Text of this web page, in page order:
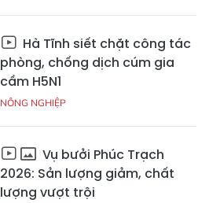
Hà Tĩnh siết chặt công tác
phòng, chống dịch cúm gia
cầm H5N1
NÔNG NGHIỆP
Vụ bưởi Phúc Trạch
2026: Sản lượng giảm, chất
lượng vượt trội